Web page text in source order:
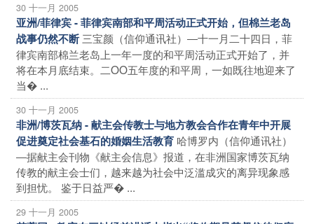
30 十一月 2005
亚洲/菲律宾 - 菲律宾南部和平周活动正式开始，但棉兰老岛
战事仍然不断 三宝颜（信仰通讯社）―十一月二十四日，菲
律宾南部棉兰老岛上一年一度的和平周活动正式开始了，并
将在本月底结束。二OO五年度的和平周，一如既往地迎来了
当� ...
30 十一月 2005
非洲/博茨瓦纳 - 献主会传教士与地方教会合作在青年中开展
促进奠定社会基石的婚姻生活教育 哈博罗内（信仰通讯社）
―据献主会刊物《献主会信息》报道，在非洲国家博茨瓦纳
传教的献主会士们，越来越为社会中泛滥成灾的离异现象感
到担忧。 鉴于日益严� ...
29 十一月 2005